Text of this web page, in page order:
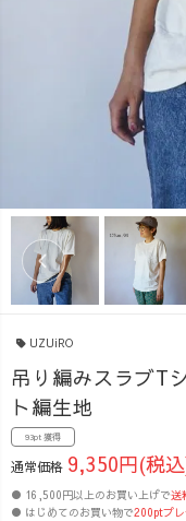
UZUiRO
吊り編みスラブT
ト編生地
93pt 獲得
通常価格 9,350円(税
● 16,500円以上のお買い上げで送
● はじめてのお買い物で200ptプレ